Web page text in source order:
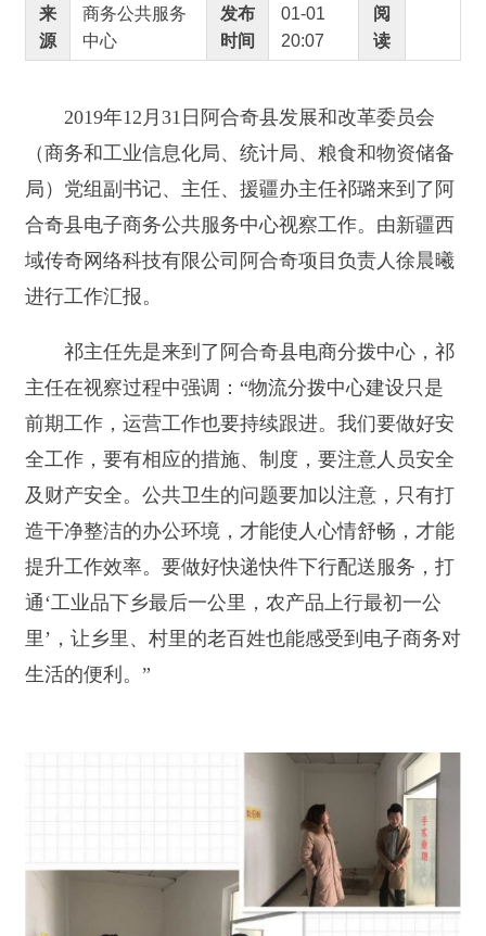
2019年12月31日阿合奇县发展和改革委员会
（商务和工业信息化局、统计局、粮食和物资储备
合奇县电子商务公共服务中心视察工作。由新疆西
域传奇网络科技有限公司阿合奇项目负责人徐晨曦
祁主任先是来到了阿合奇县电商分拨中心，祁
主任在视察过程中强调：“物流分拨中心建设只是
前期工作，运营工作也要持续跟进。我们要做好安
及财产安全。公共卫生的问题要加以注意，只有打
造干净整洁的办公环境，才能使人心情舒畅，才能
提升工作效率。要做好快递快件下行配送服务，打
里’，让乡里、村里的老百姓也能感受到电子商务对
生活的便利。”
接着，祁主任又来到了电子商务公共服务中